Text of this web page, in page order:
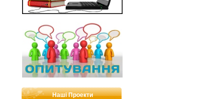
Наші Проекти